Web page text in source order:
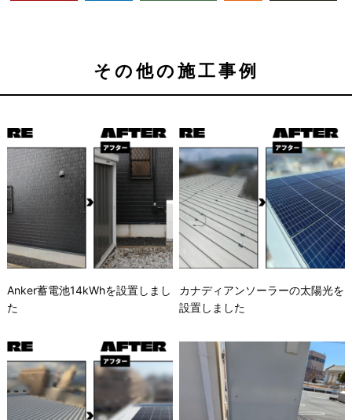
その他の施工事例
Anker蓄電池14kWhを設置しまし
た
カナディアンソーラーの太陽光を
設置しました